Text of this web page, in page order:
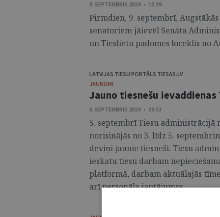
9. SEPTEMBRIS 2024 • 10:39
Pirmdien, 9. septembrī,
senatoriem jāievēl Senāta
un Tieslietu padomes loceklis no
LATVIJAS TIESU PORTĀLS TIESAS.LV
JAUNUMI
Jauno tiesnešu
6. SEPTEMBRIS 2024 • 09:33
5. septembrī Tiesu administrācijā
norisinājās no 3. līdz 5.
deviņi jaunie tiesneši. Tiesu
ieskatu tiesu darbam
platformā, darbam aktuālajās
arī personāla jautājumos. ...